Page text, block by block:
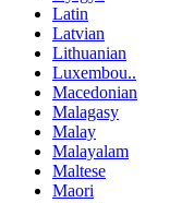
Latin
Latvian
Lithuanian
Luxembou..
Macedonian
Malagasy
Malay
Malayalam
Maltese
Maori